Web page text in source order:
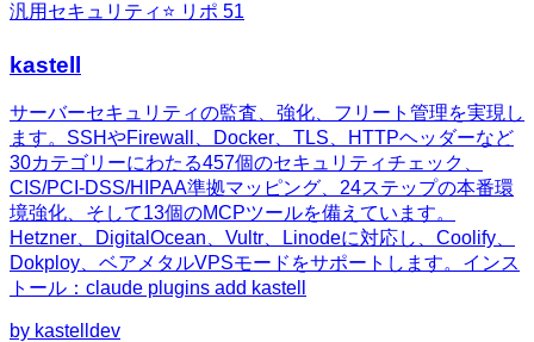
汎用 セキュリティ ⭐ リポ 51
kastell
サーバーセキュリティの監査、強化、フリート管理を実現し
ます。SSHやFirewall、Docker、TLS、HTTPヘッダーなど
30カテゴリーにわたる457個のセキュリティチェック、
CIS/PCI-DSS/HIPAA準拠マッピング、24ステップの本番環
境強化、そして13個のMCPツールを備えています。
Hetzner、DigitalOcean、Vultr、Linodeに対応し、Coolify、
Dokploy、ベアメタルVPSモードをサポートします。インス
トール：claude plugins add kastell
by kastelldev